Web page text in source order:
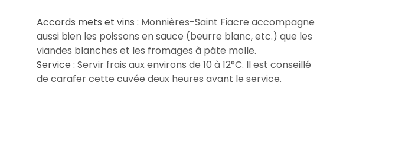
Accords mets et vins : Monnières-Saint Fiacre accompagne
aussi bien les poissons en sauce (beurre blanc, etc.) que les
viandes blanches et les fromages à pâte molle.
Service : Servir frais aux environs de 10 à 12°C. Il est conseillé
de carafer cette cuvée deux heures avant le service.